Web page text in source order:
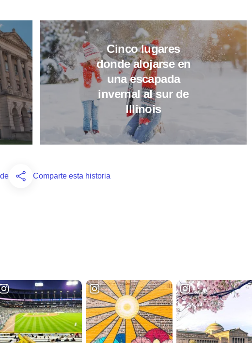
«Bienvenido a tu América 250: un viaje por carretera por Illinois
Cinco lugares
donde alojarse en
una escapada
invernal al sur de
Illinois
Leer más sobre Cinco
Comparte esta historia